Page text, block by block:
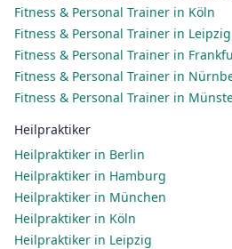
Fitness & Personal Trainer in Köln
Fitness & Personal Trainer in Leipzig
Fitness & Personal Trainer in
Fitness & Personal Trainer in
Fitness & Personal Trainer in
Heilpraktiker
Heilpraktiker in Berlin
Heilpraktiker in Hamburg
Heilpraktiker in München
Heilpraktiker in Köln
Heilpraktiker in Leipzig